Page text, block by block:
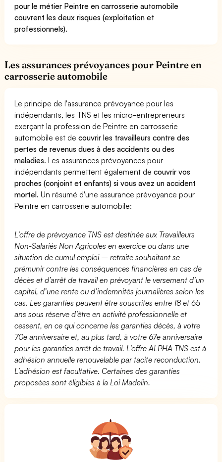
pour le métier Peintre en carrosserie automobile
couvrent les deux risques (exploitation et
professionnels).
Les assurances prévoyances pour Peintre en
carrosserie automobile
Le principe de l'assurance prévoyance pour les
indépendants, les TNS et les micro-entrepreneurs
exerçant la profession de Peintre en carrosserie
automobile est decouvrir les travailleurs contre des
pertes de revenus dues à des accidents ou des
maladies. Les assurances prévoyances pour
indépendants permettent également decouvrir vos
proches (conjoint et enfants) si vous avez un accident
mortel. Un résumé d'une assurance prévoyance pour
Peintre en carrosserie automobile:
L’offre de prévoyance TNS est destinée aux Travailleurs
Non-Salariés Non Agricoles en exercice ou dans une
situation de cumul emploi – retraite souhaitant se
prémunir contre les conséquences financières en cas de
décès et d’arrêt de travail en prévoyant le versement d’un
capital, d’une rente ou d’indemnités journalières selon les
cas. Les garanties peuvent être souscrites entre 18 et 65
ans sous réserve d’être en activité professionnelle et
cessent, en ce qui concerne les garanties décès, à votre
70e anniversaire et, au plus tard, à votre 67e anniversaire
pour les garanties arrêt de travail. L’offre ALPHA TNS est à
adhésion annuelle renouvelable par tacite reconduction.
L’adhésion est facultative. Certaines des garanties
proposées sont éligibles à la Loi Madelin.